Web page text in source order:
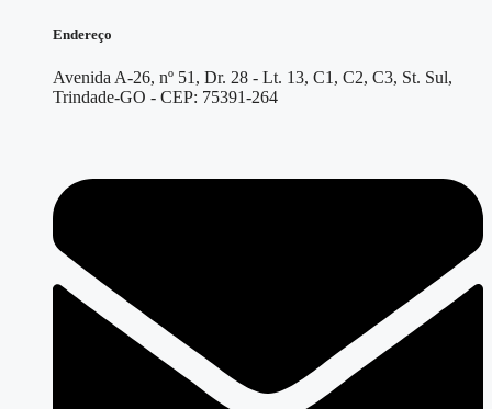
Endereço
Avenida A-26, nº 51, Dr. 28 - Lt. 13, C1, C2, C3, St. Sul,
Trindade-GO - CEP: 75391-264